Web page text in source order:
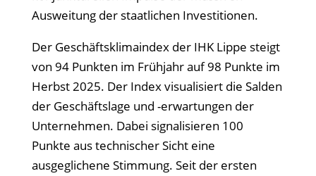
Ausweitung der staatlichen Investitionen.
Der Geschäftsklimaindex der IHK Lippe steigt
von 94 Punkten im Frühjahr auf 98 Punkte im
Herbst 2025. Der Index visualisiert die Salden
der Geschäftslage und -erwartungen der
Unternehmen. Dabei signalisieren 100
Punkte aus technischer Sicht eine
ausgeglichene Stimmung. Seit der ersten